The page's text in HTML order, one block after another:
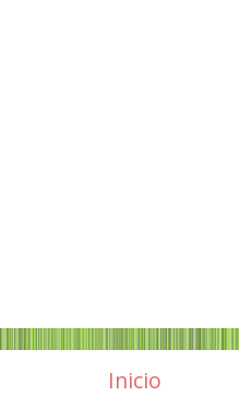
Inicio